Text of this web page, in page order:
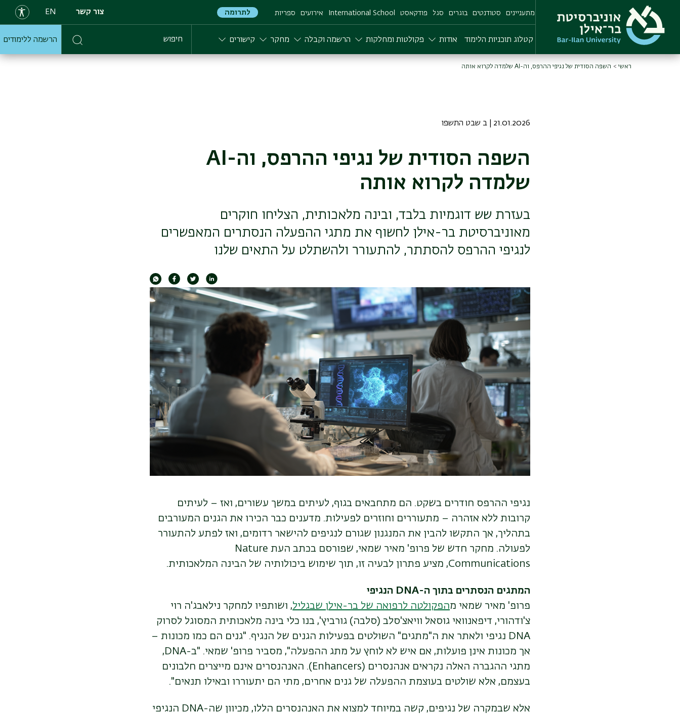
main
content
מתעניינים סטודנטים בוגרים סגל פודקאסט International School אירועים ספריות לתרומה צור קשר EN
קטלוג תוכניות הלימוד אודות פקולטות ומחלקות הרשמה וקבלה מחקר קישורים חיפוש הרשמה ללימודים
ראשי השפה הסודית של נגיפי ההרפס, וה-AI שלמדה לקרוא אותה
21.01.2026 | ב שבט התשפו
השפה הסודית של נגיפי ההרפס, וה-AI
שלמדה לקרוא אותה
בעזרת שש דוגמיות בלבד, ובינה מלאכותית, הצליחו חוקרים
מאוניברסיטת בר-אילן לחשוף את מתגי ההפעלה הנסתרים המאפשרים
לנגיפי ההרפס להסתתר, להתעורר ולהשתלט על התאים שלנו
תמונה
נגיפי ההרפס חודרים בשקט. הם מתחבאים בגוף, לעיתים במשך עשורים, ואז – לעיתים
קרובות ללא אזהרה – מתעוררים וחוזרים לפעילות. מדענים כבר הכירו את הגנים המעורבים
בתהליך, אך התקשו להבין את המנגנון שגורם לנגיפים להישאר רדומים, ואז לפתע להתעורר
לפעולה. מחקר חדש של פרופ' מאיר שמאי, שפורסם בכתב העת Nature
Communications, מציע פתרון לבעיה זו, תוך שימוש ביכולותיה של הבינה המלאכותית.
המתגים הנסתרים בתוך ה-DNA הנגיפי
פרופ' מאיר שמאי מהפקולטה לרפואה של בר-אילן שבגליל, ושותפיו למחקר נילאבג'ה רוי
צ'ודהורי, דיפאנוואי גוסאל וויאצ'סלב (סלבה) גורביץ', בנו כלי בינה מלאכותית המסוגל לסרוק
DNA נגיפי ולאתר את ה"מתגים" השולטים בפעילות הגנים של הנגיף. "גנים הם כמו מכונות –
אך מכונות אינן פועלות, אם איש לא לוחץ על מתג ההפעלה", מסביר פרופ' שמאי. "ב-DNA,
מתגי ההגברה האלה נקראים אנהנסרים (Enhancers). האנהנסרים אינם מייצרים חלבונים
בעצמם, אלא שולטים בעוצמת ההפעלה של גנים אחרים, מתי הם יתעוררו ובאילו תנאים".
אלא שבמקרה של נגיפים, קשה במיוחד למצוא את האנהנסרים הללו, מכיוון שה-DNA הנגיפי